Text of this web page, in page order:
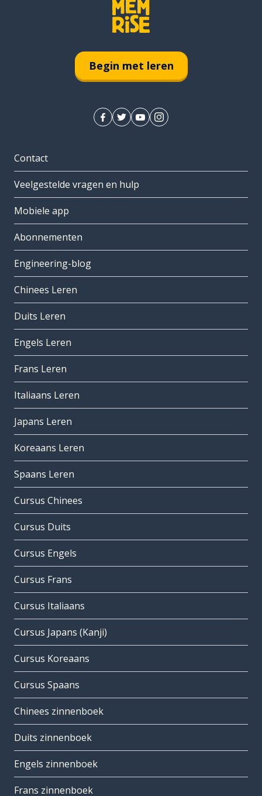
Begin met leren
Contact
Veelgestelde vragen en hulp
Mobiele app
Abonnementen
Engineering-blog
Chinees Leren
Duits Leren
Engels Leren
Frans Leren
Italiaans Leren
Japans Leren
Koreaans Leren
Spaans Leren
Cursus Chinees
Cursus Duits
Cursus Engels
Cursus Frans
Cursus Italiaans
Cursus Japans (Kanji)
Cursus Koreaans
Cursus Spaans
Chinees zinnenboek
Duits zinnenboek
Engels zinnenboek
Frans zinnenboek